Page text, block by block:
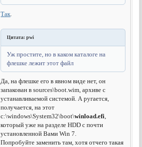
Так.
Цитата: pwi
Уж простите, но в каком каталоге на
флешке лежит этот файл
Да, на флешке его в явном виде нет, он
запакован в sources\boot.wim, архиве с
устанавливаемой системой.А ругается,
получается, на этот
c:\windows\System32\boot\winload.efi,
который уже на разделе HDD с почти
установленной Вами Win 7.
Попробуйте заменить там, хотя отчего такая